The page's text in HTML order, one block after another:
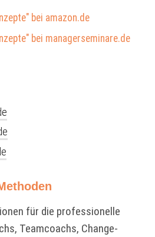
bei amazon.de
bei managerseminare.de
für die professionelle
Teamcoachs, Change-